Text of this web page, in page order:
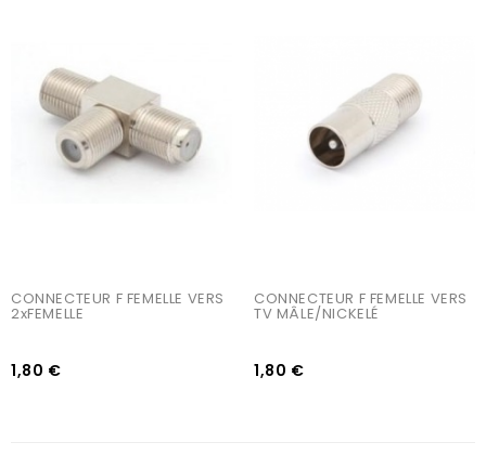
CONNECTEUR F FEMELLE VERS
2xFEMELLE
1,80 €
CONNECTEUR F FEMELLE VERS
TV MÂLE/NICKELÉ
1,80 €